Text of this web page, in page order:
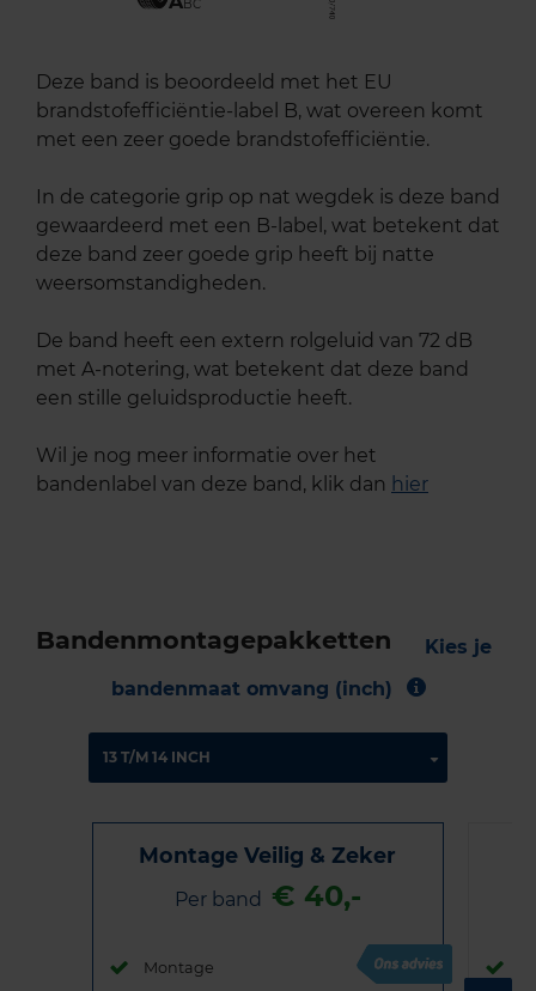
BC
Deze band is beoordeeld met het EU
brandstofefficiëntie-label B, wat overeen komt
met een zeer goede brandstofefficiëntie.
In de categorie grip op nat wegdek is deze band
gewaardeerd met een B-label, wat betekent dat
deze band zeer goede grip heeft bij natte
weersomstandigheden.
De band heeft een extern rolgeluid van 72 dB
met A-notering, wat betekent dat deze band
een stille geluidsproductie heeft.
Wil je nog meer informatie over het
bandenlabel van deze band, klik dan hier
Bandenmontagepakketten
Kies je
bandenmaat omvang (inch)
Montage Veilig & Zeker
Per band € 40,-
Montage